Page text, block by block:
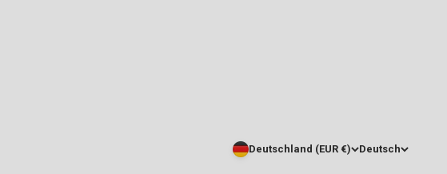
Deutschland (EUR €) Deutsch